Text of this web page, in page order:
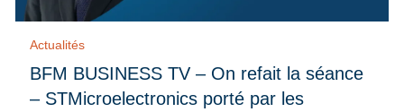
Actualités
BFM BUSINESS TV – On refait la séance
– STMicroelectronics porté par les